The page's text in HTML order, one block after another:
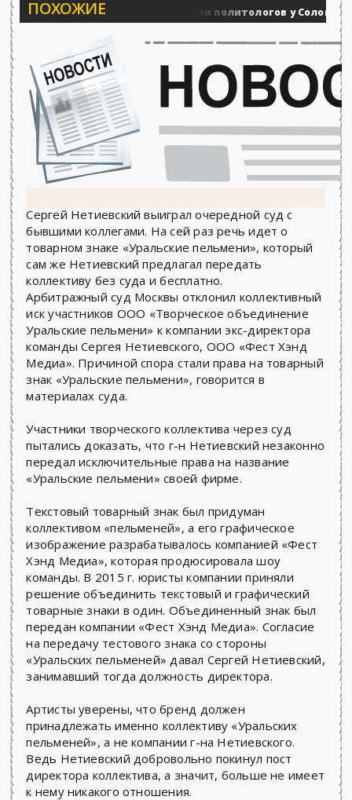
ПОХОЖИЕ
действия Вечерние баталии политологов у Соловьёва
Сергей Нетиевский выиграл очередной суд с
бывшими коллегами. На сей раз речь идет о
товарном знаке «Уральские пельмени», который
сам же Нетиевский предлагал передать
коллективу без суда и бесплатно.
Арбитражный суд Москвы отклонил коллективный
иск участников ООО «Творческое объединение
Уральские пельмени» к компании экс-директора
команды Сергея Нетиевского, ООО «Фест Хэнд
Медиа». Причиной спора стали права на товарный
знак «Уральские пельмени», говорится в
материалах суда.
Участники творческого коллектива через суд
пытались доказать, что г-н Нетиевский незаконно
передал исключительные права на название
«Уральские пельмени» своей фирме.
Текстовый товарный знак был придуман
коллективом «пельменей», а его графическое
изображение разрабатывалось компанией «Фест
Хэнд Медиа», которая продюсировала шоу
команды. В 2015 г. юристы компании приняли
решение объединить текстовый и графический
товарные знаки в один. Объединенный знак был
передан компании «Фест Хэнд Медиа». Согласие
на передачу тестового знака со стороны
«Уральских пельменей» давал Сергей Нетиевский,
занимавший тогда должность директора.
Артисты уверены, что бренд должен
принадлежать именно коллективу «Уральских
пельменей», а не компании г-на Нетиевского.
Ведь Нетиевский добровольно покинул пост
директора коллектива, а значит, больше не имеет
к нему никакого отношения.